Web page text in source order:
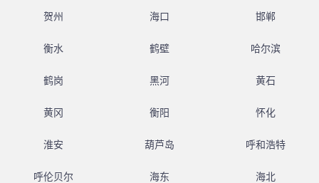
贺州 海口 邯郸
衡水 鹤壁 哈尔滨
鹤岗 黑河 黄石
黄冈 衡阳 怀化
淮安 葫芦岛 呼和浩特
呼伦贝尔 海东 海北